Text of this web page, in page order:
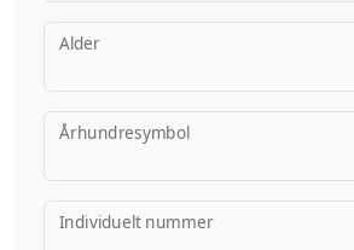
Alder
Århundresymbol
Individuelt nummer